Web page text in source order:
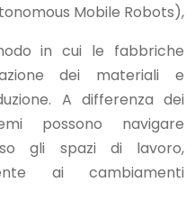
Mobile Robots),
in cui le fabbriche
dei materiali e
A differenza dei
possono navigare
gli spazi di lavoro,
ai cambiamenti